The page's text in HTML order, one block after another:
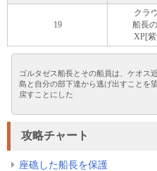
19
クラ
船長
XP[
ゴルタゼス船長とその船員は、ケオス
島と自分の部下達から逃げ出すことを
戻すことにした
攻略チャート
座礁した船長を保護